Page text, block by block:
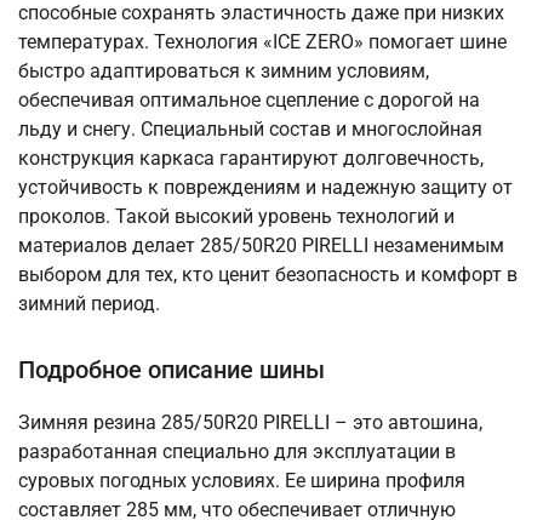
способные сохранять эластичность даже при низких
температурах. Технология «ICE ZERO» помогает шине
быстро адаптироваться к зимним условиям,
обеспечивая оптимальное сцепление с дорогой на
льду и снегу. Специальный состав и многослойная
конструкция каркаса гарантируют долговечность,
устойчивость к повреждениям и надежную защиту от
проколов. Такой высокий уровень технологий и
материалов делает 285/50R20 PIRELLI незаменимым
выбором для тех, кто ценит безопасность и комфорт в
зимний период.
Подробное описание шины
Зимняя резина 285/50R20 PIRELLI – это автошина,
разработанная специально для эксплуатации в
суровых погодных условиях. Ее ширина профиля
составляет 285 мм, что обеспечивает отличную